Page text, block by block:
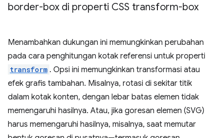
border-box di properti CSS transform-box
Menambahkan dukungan ini memungkinkan perubahan
pada cara penghitungan kotak referensi untuk properti
transform . Opsi ini memungkinkan transformasi atau
efek grafis tambahan. Misalnya, rotasi di sekitar titik
dalam kotak konten, dengan lebar batas elemen tidak
memengaruhi hasilnya. Atau, jika goresan elemen (SVG)
harus memengaruhi hasilnya, misalnya, saat memutar